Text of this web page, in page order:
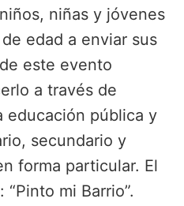
niñas y jóvenes
edad a enviar sus
este evento
a través de
educación pública y
secundario y
forma particular. El
mi Barrio”.